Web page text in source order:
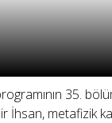
35.
İhsan, metafizik